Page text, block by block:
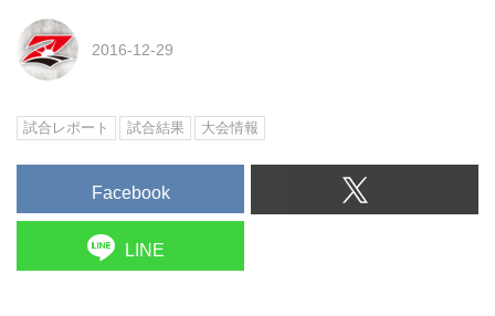
2016-12-29
試合レポート 試合結果 大会情報
Facebook
LINE